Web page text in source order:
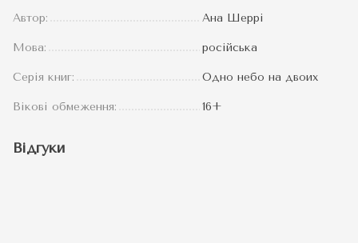
Автор: Ана Шеррі
Мова: російська
Серія книг: Одно небо на двоих
Вікові обмеження: 16+
Відгуки